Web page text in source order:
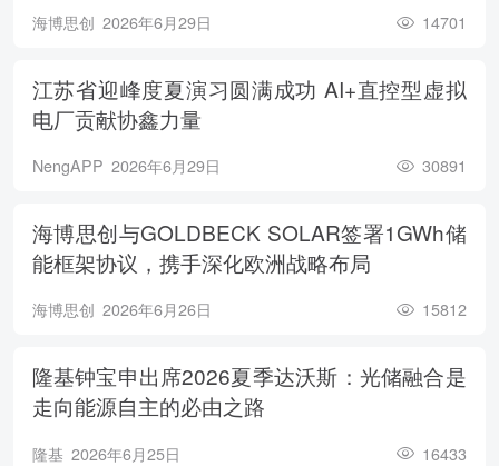
海博思创 2026年6月29日 14701
江苏省迎峰度夏演习圆满成功 AI+直控型虚拟
电厂贡献协鑫力量
NengAPP 2026年6月29日 30891
海博思创与GOLDBECK SOLAR签署1GWh储
能框架协议，携手深化欧洲战略布局
海博思创 2026年6月26日 15812
隆基钟宝申出席2026夏季达沃斯：光储融合是
走向能源自主的必由之路
隆基 2026年6月25日 16433